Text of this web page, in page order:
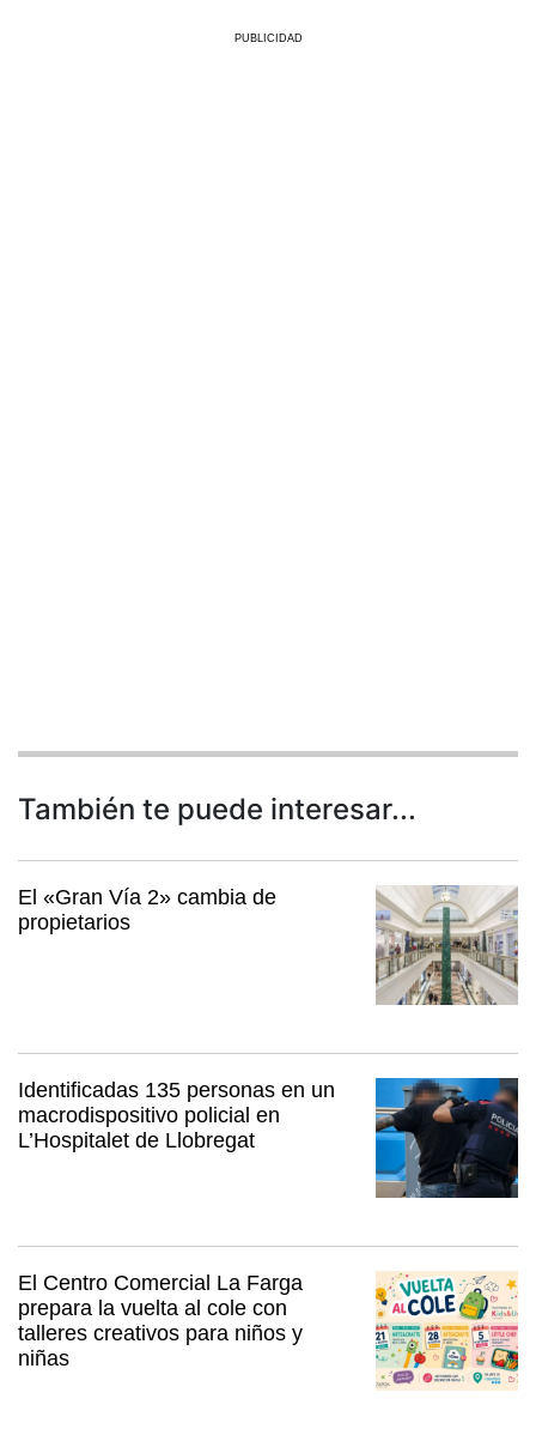
PUBLICIDAD
También te puede interesar...
El «Gran Vía 2» cambia de
propietarios
Identificadas 135 personas en un
macrodispositivo policial en
L’Hospitalet de Llobregat
El Centro Comercial La Farga
prepara la vuelta al cole con
talleres creativos para niños y
niñas